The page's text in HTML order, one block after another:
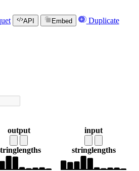
API Embed Duplicate
output
lengths
input
stringlengths